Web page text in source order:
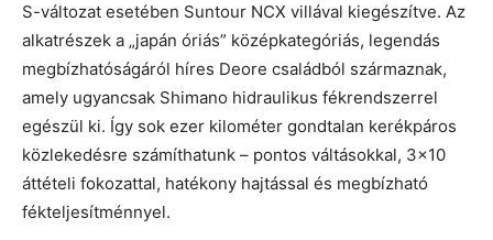
S-változat esetében Suntour NCX villával kiegészítve. Az
alkatrészek a „japán óriás” középkategóriás, legendás
megbízhatóságáról híres Deore családból származnak,
amely ugyancsak Shimano hidraulikus fékrendszerrel
egészül ki. Így sok ezer kilométer gondtalan kerékpáros
közlekedésre számíthatunk – pontos váltásokkal, 3×10
áttételi fokozattal, hatékony hajtással és megbízható
fékteljesítménnyel.